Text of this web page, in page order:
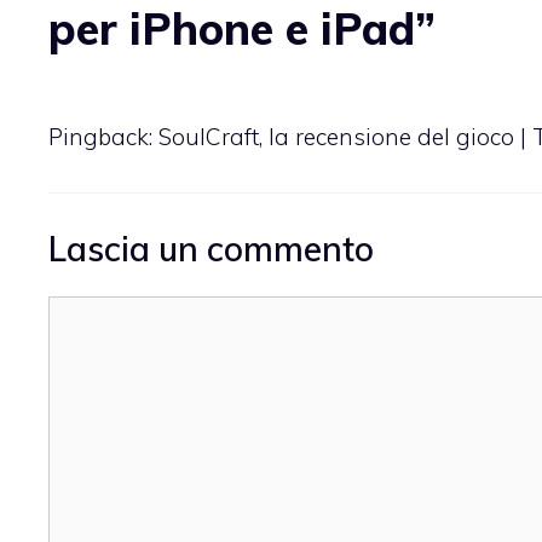
per iPhone e iPad”
Pingback: SoulCraft, la recensione del gioco |
Lascia un commento